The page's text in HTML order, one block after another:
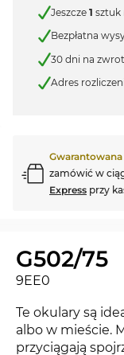
Jeszcze 1 sztuk
Bezpłatna
30 dni na
Adres
zamówić w
Express przy
G502/75
9EE0
Te okulary są
albo w mieście.
przyciągają